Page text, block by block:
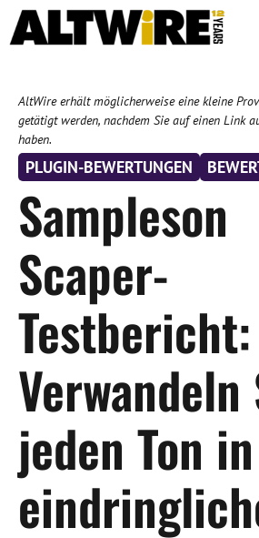
Zum
Inhalt
AltWire erhält möglicherweise eine kleine
getätigt werden, nachdem Sie auf einen Link
haben.
PLUGIN-BEWERTUNGEN
Sampleson
Scaper-
Testbericht:
Verwandeln
jeden Ton